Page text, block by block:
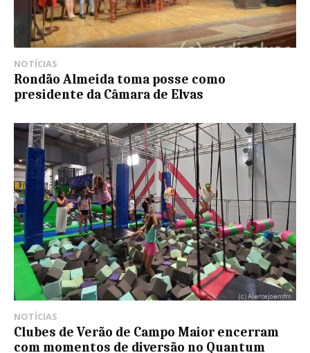
NOTÍCIAS
Rondão Almeida toma posse como
presidente da Câmara de Elvas
NOTÍCIAS
Clubes de Verão de Campo Maior encerram
com momentos de diversão no Quantum